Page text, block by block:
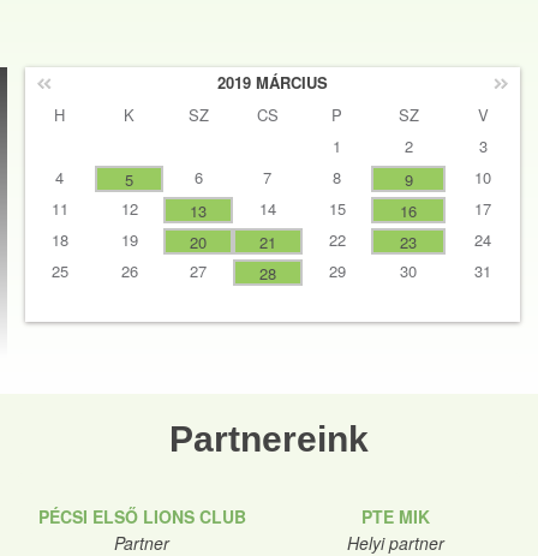
H K SZ CS P SZ
V
1
2
3
4
5 6 7 8 9
10
11
12 13 14 15 16
17
18
19 20 21 22 23
24
25
26 27 28 29 30 31
2019 MÁRCIUS
Partnereink
PÉCSI ELSŐ LIONS CLUB
Partner
PTE MIK
Helyi partner